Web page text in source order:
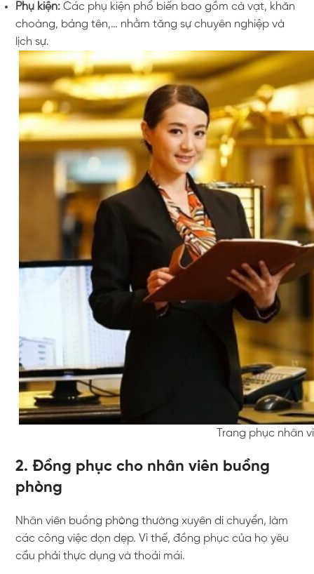
Phụ kiện: Các phụ kiện phổ biến bao gồm cà vạt, khăn
choàng, bảng tên,… nhằm tăng sự chuyên nghiệp và
lịch sự.
Trang phục nhân
2. Đồng phục cho nhân viên buồng
phòng
Nhân viên buồng phòng thường xuyên di chuyển, làm
các công việc dọn dẹp. Vì thế, đồng phục của họ yêu
cầu phải thực dụng và thoải mái.